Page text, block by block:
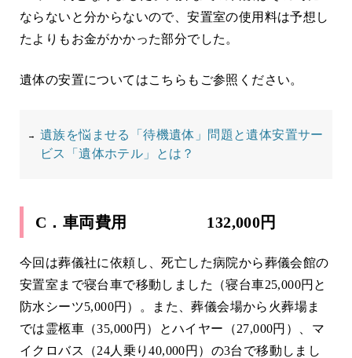
ならないと分からないので、安置室の使用料は予想し
たよりもお金がかかった部分でした。
遺体の安置についてはこちらもご参照ください。
遺族を悩ませる「待機遺体」問題と遺体安置サー
ビス「遺体ホテル」とは？
C．車両費用 132,000円
今回は葬儀社に依頼し、死亡した病院から葬儀会館の
安置室まで寝台車で移動しました（寝台車25,000円と
防水シーツ5,000円）。また、葬儀会場から火葬場ま
では霊柩車（35,000円）とハイヤー（27,000円）、マ
イクロバス（24人乗り40,000円）の3台で移動しまし